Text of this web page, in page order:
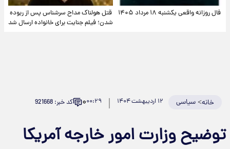
فال روزانه واقعی یکشنبه ۱۸ مرداد ۱۴۰۵
قتل هولناک مداح سرشناس پس از ربوده
شدن؛ فیلم جنایت برای خانواده ارسال شد
خانه>سیاسی ۱۲ اردیبهشت ۱۴۰۴ ۰۰:۲۹۰ کد خبر: 921668
توضیح وزارت امور خارجه آمریکا